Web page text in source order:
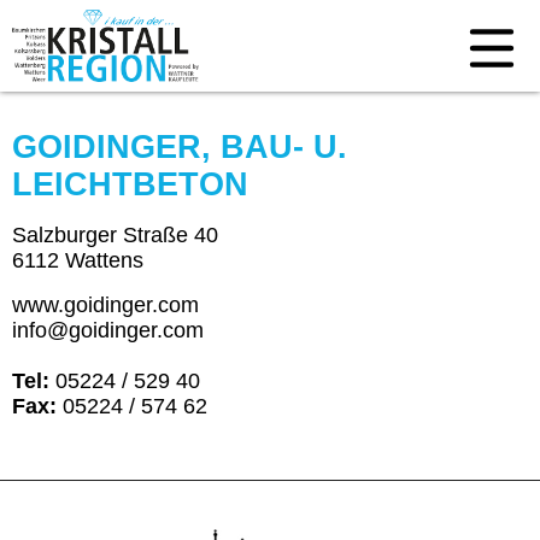
GOIDINGER, BAU- U.
LEICHTBETON
Salzburger Straße 40
6112 Wattens
www.goidinger.com
info@goidinger.com
Tel: 05224 / 529 40
Fax: 05224 / 574 62